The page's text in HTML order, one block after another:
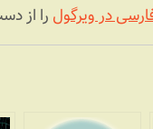
در ویرگول را از